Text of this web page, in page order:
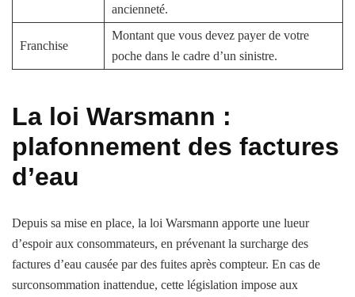
ancienneté.
Franchise
Montant que vous devez payer de votre
poche dans le cadre d’un sinistre.
La loi Warsmann :
plafonnement des factures
d’eau
Depuis sa mise en place, la loi Warsmann apporte une lueur
d’espoir aux consommateurs, en prévenant la surcharge des
factures d’eau causée par des fuites après compteur. En cas de
surconsommation inattendue, cette législation impose aux